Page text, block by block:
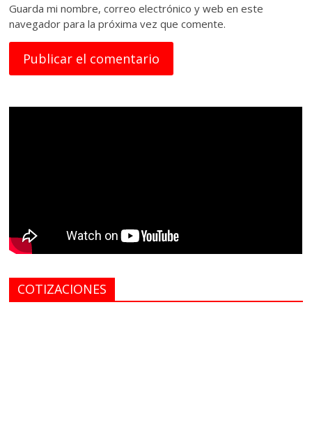
Guarda mi nombre, correo electrónico y web en este
navegador para la próxima vez que comente.
COTIZACIONES